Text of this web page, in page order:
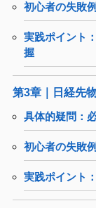
初心者の失敗
実践ポイント
握
第3章｜日経先
具体的疑問：
初心者の失敗
実践ポイント